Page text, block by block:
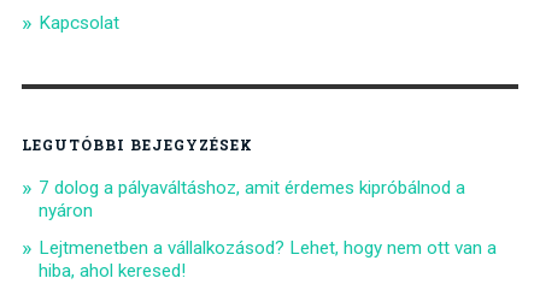
Kapcsolat
LEGUTÓBBI BEJEGYZÉSEK
7 dolog a pályaváltáshoz, amit érdemes kipróbálnod a
nyáron
Lejtmenetben a vállalkozásod? Lehet, hogy nem ott van a
hiba, ahol keresed!